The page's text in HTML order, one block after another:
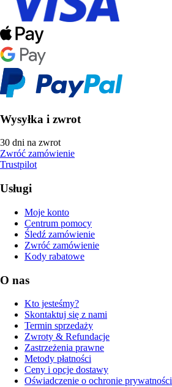
Wysyłka i zwrot
30 dni na zwrot
Zwróć zamówienie
Trustpilot
Usługi
Moje konto
Centrum pomocy
Śledź zamówienie
Zwróć zamówienie
Kody rabatowe
O nas
Kto jesteśmy?
Skontaktuj się z nami
Termin sprzedaży
Zwroty & Refundacje
Zastrzeżenia prawne
Metody płatności
Ceny i opcje dostawy
Oświadczenie o ochronie prywatności